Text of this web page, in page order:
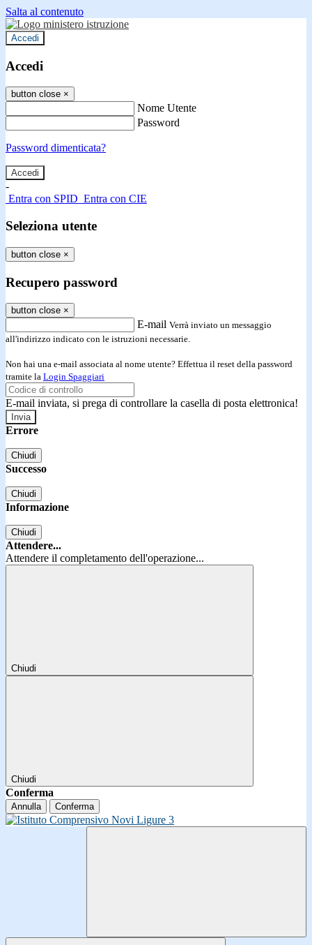
Salta al contenuto
Accedi
Accedi
button close ×
Nome Utente
Password
Password dimenticata?
-
Entra con SPID Entra con CIE
Seleziona utente
button close ×
Recupero password
button close ×
E-mail Verrà inviato un messaggio
all'indirizzo indicato con le istruzioni necessarie.
Non hai una e-mail associata al nome utente? Effettua il reset della password
tramite la Login Spaggiari
E-mail inviata, si prega di controllare la casella di posta elettronica!
Errore
Chiudi
Successo
Chiudi
Informazione
Chiudi
Attendere...
Attendere il completamento dell'operazione...
Chiudi
Chiudi
Conferma
Annulla Conferma